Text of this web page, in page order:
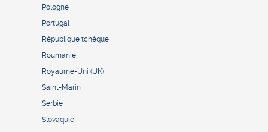
Pologne
Portugal
République tchèque
Roumanie
Royaume-Uni (UK)
Saint-Marin
Serbie
Slovaquie